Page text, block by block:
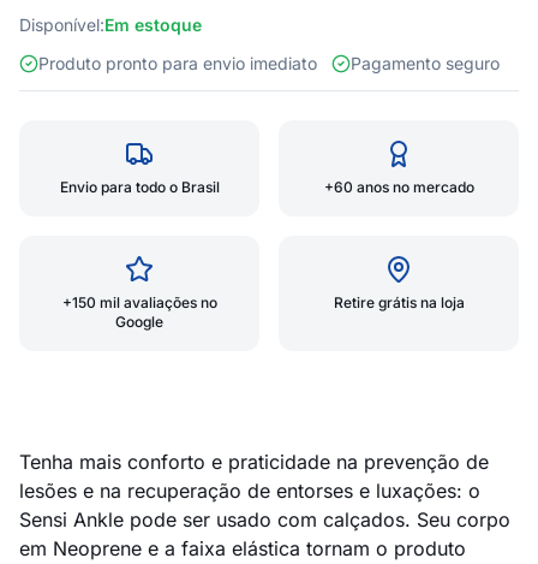
Disponível:Em estoque
Produto pronto para envio imediato
Pagamento seguro
Envio para todo o Brasil +60 anos no mercado
+150 mil avaliações no
Google
Retire grátis na loja
Tenha mais conforto e praticidade na prevenção de
lesões e na recuperação de entorses e luxações: o
Sensi Ankle pode ser usado com calçados. Seu corpo
em Neoprene e a faixa elástica tornam o produto